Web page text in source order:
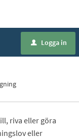
u Logga in
riva eller göra
eller